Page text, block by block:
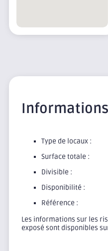
Informations
Type de locaux :
Surface totale :
Divisible :
Disponibilité :
Référence :
Les informations sur les
exposé sont disponibles